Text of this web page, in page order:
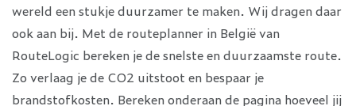
wereld een stukje duurzamer te maken. Wij dragen daar
ook aan bij. Met de routeplanner in België van
RouteLogic bereken je de snelste en duurzaamste route.
Zo verlaag je de CO2 uitstoot en bespaar je
brandstofkosten. Bereken onderaan de pagina hoeveel jij